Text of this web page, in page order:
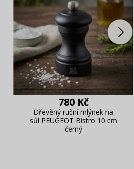
780 Kč
Dřevěný ruční mlýnek na
sůl PEUGEOT Bistro 10 cm
černý